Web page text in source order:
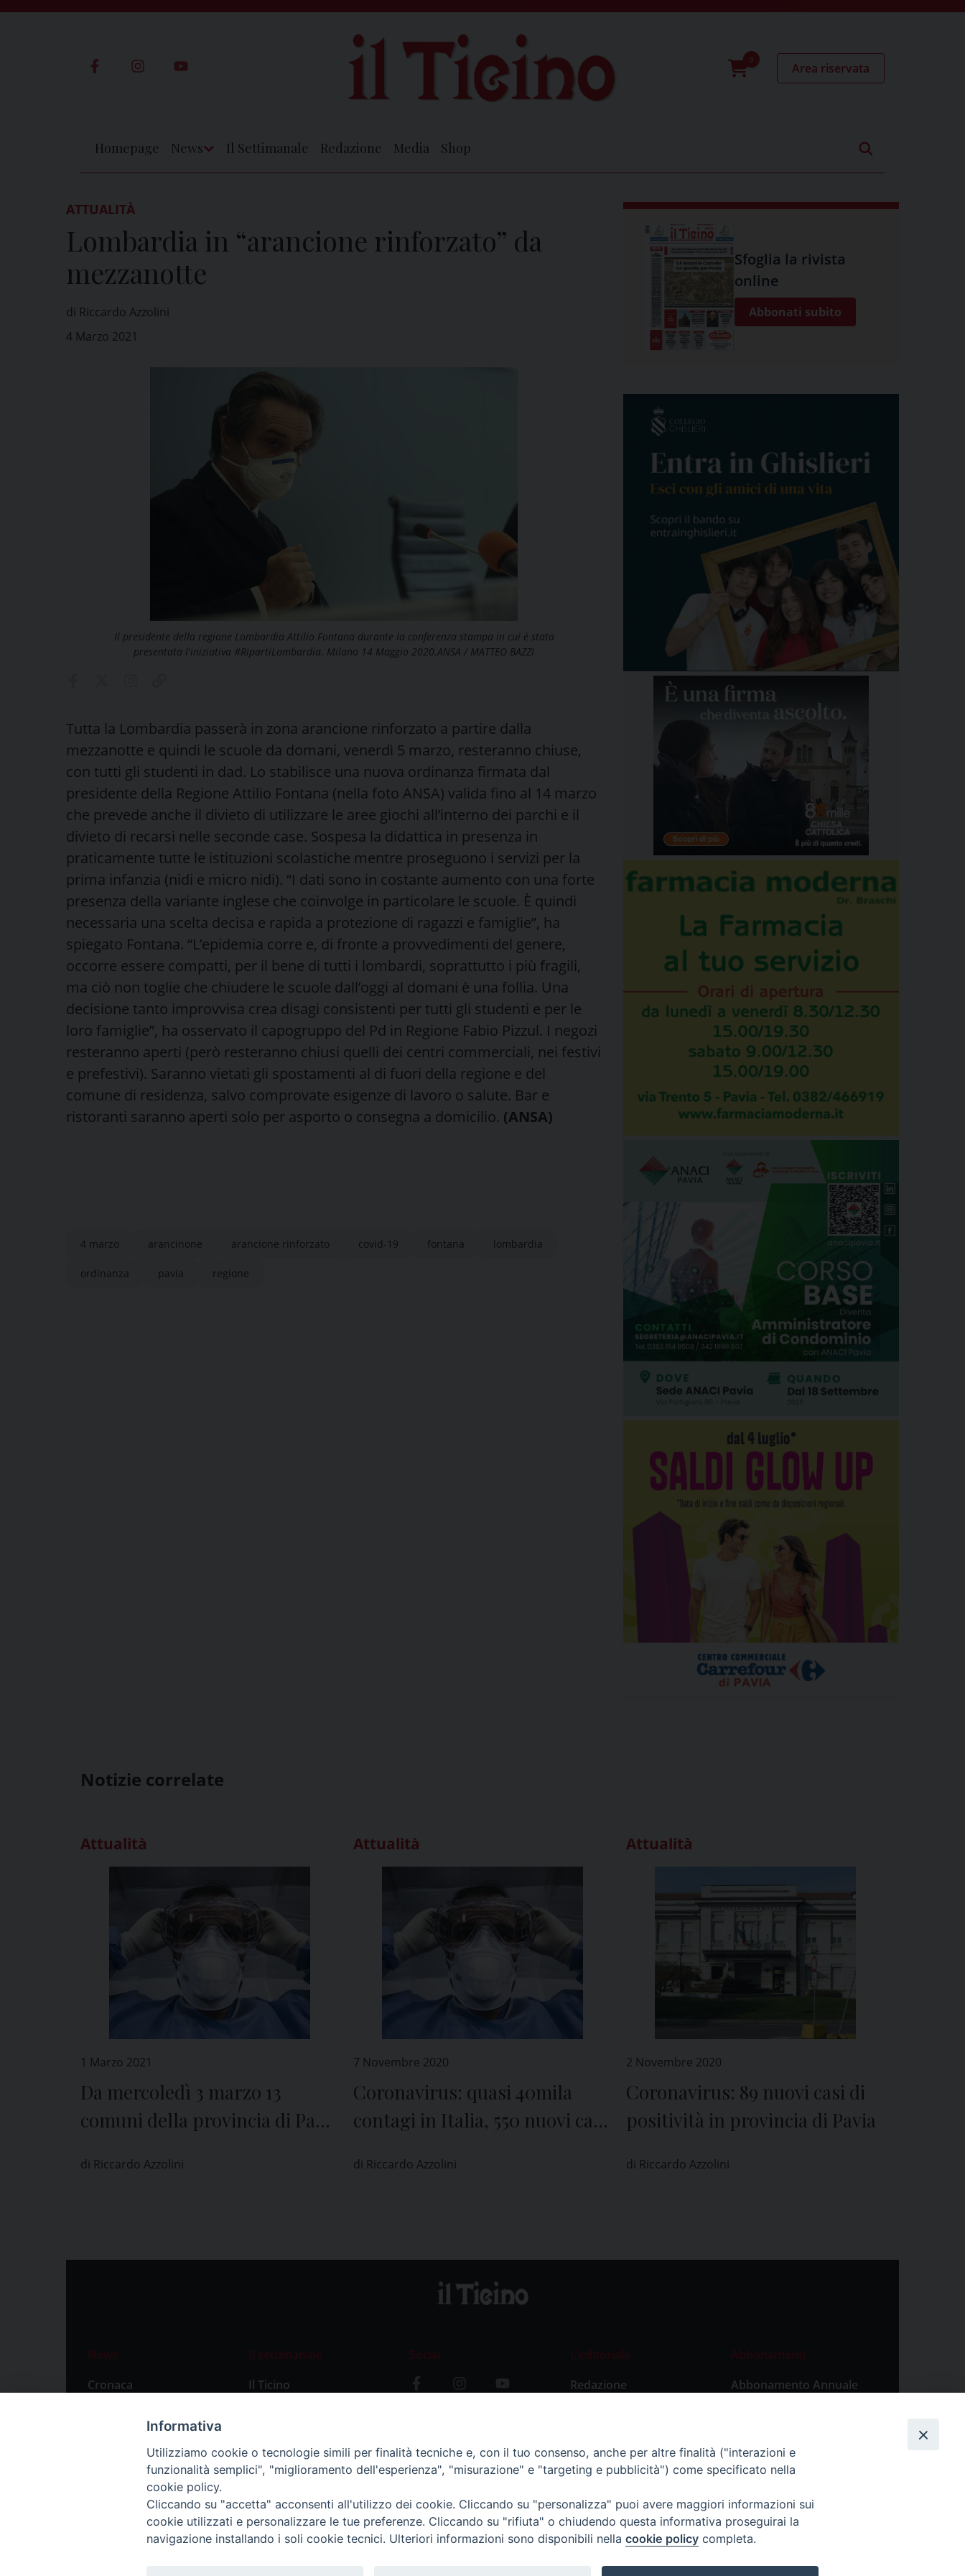
0
Area riservata
Homepage News Il Settimanale Redazione Media Shop
ATTUALITÀ
Lombardia in “arancione rinforzato” da
mezzanotte
di Riccardo Azzolini
4 Marzo 2021
Il presidente della regione Lombardia Attilio Fontana durante la conferenza stampa in cui è stata
presentata l'iniziativa #RipartiLombardia. Milano 14 Maggio 2020.ANSA / MATTEO BAZZI
Tutta la Lombardia passerà in zona arancione rinforzato a partire dalla
mezzanotte e quindi le scuole da domani, venerdì 5 marzo, resteranno chiuse,
con tutti gli studenti in dad. Lo stabilisce una nuova ordinanza firmata dal
presidente della Regione Attilio Fontana (nella foto ANSA) valida fino al 14 marzo
che prevede anche il divieto di utilizzare le aree giochi all’interno dei parchi e il
divieto di recarsi nelle seconde case. Sospesa la didattica in presenza in
praticamente tutte le istituzioni scolastiche mentre proseguono i servizi per la
prima infanzia (nidi e micro nidi). “I dati sono in costante aumento con una forte
presenza della variante inglese che coinvolge in particolare le scuole. È quindi
necessaria una scelta decisa e rapida a protezione di ragazzi e famiglie”, ha
spiegato Fontana. “L’epidemia corre e, di fronte a provvedimenti del genere,
occorre essere compatti, per il bene di tutti i lombardi, soprattutto i più fragili,
ma ciò non toglie che chiudere le scuole dall’oggi al domani è una follia. Una
decisione tanto improvvisa crea disagi consistenti per tutti gli studenti e per le
loro famiglie”, ha osservato il capogruppo del Pd in Regione Fabio Pizzul. I negozi
resteranno aperti (però resteranno chiusi quelli dei centri commerciali, nei festivi
e prefestivi). Saranno vietati gli spostamenti al di fuori della regione e del
comune di residenza, salvo comprovate esigenze di lavoro o salute. Bar e
ristoranti saranno aperti solo per asporto o consegna a domicilio. (ANSA)
4 marzo arancinone arancione rinforzato covid-19 fontana lombardia
ordinanza pavia regione
Sfoglia la rivista
online
Abbonati subito
Notizie correlate
Attualità
1 Marzo 2021
Da mercoledì 3 marzo 13
comuni della provincia di Pavia
di Riccardo Azzolini
Attualità
7 Novembre 2020
Coronavirus: quasi 40mila
contagi in Italia, 550 nuovi casi
di Riccardo Azzolini
Attualità
2 Novembre 2020
Coronavirus: 89 nuovi casi di
positività in provincia di Pavia
di Riccardo Azzolini
News
Cronaca
Primo Piano
Il settimanale
Il Ticino
Social
L’editoriale
Redazione
Abbonamenti
Abbonamento Annuale
Abbonamento Singola
Informativa
Utilizziamo cookie o tecnologie simili per finalità tecniche e, con il tuo consenso, anche per altre finalità ("interazioni e
funzionalità semplici", "miglioramento dell'esperienza", "misurazione" e "targeting e pubblicità") come specificato nella
cookie policy.
Cliccando su "accetta" acconsenti all'utilizzo dei cookie. Cliccando su "personalizza" puoi avere maggiori informazioni sui
cookie utilizzati e personalizzare le tue preferenze. Cliccando su "rifiuta" o chiudendo questa informativa proseguirai la
navigazione installando i soli cookie tecnici. Ulteriori informazioni sono disponibili nella cookie policy completa.